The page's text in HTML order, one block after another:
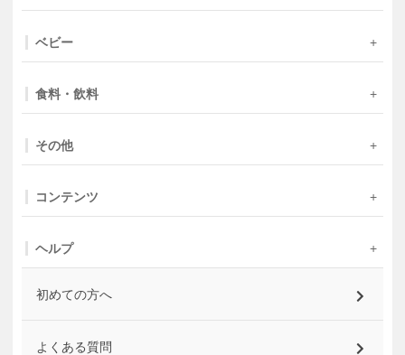
ベビー
食料・飲料
その他
コンテンツ
ヘルプ
初めての方へ
よくある質問